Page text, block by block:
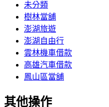
未分類
樹林當舖
澎湖旅遊
澎湖自由行
雲林機車借款
高雄汽車借款
鳳山區當舖
其他操作